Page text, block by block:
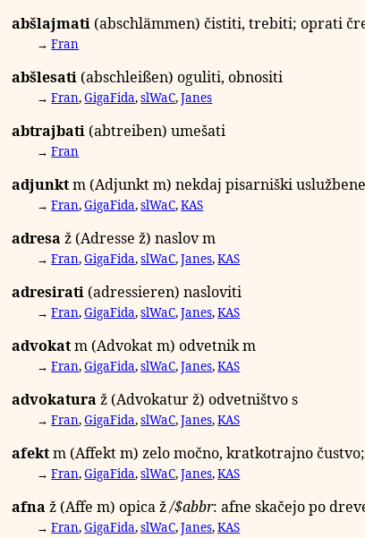
abšlajmati (abschlämmen) čistiti, trebiti; oprati
→Fran
abšlesati (abschleißen) oguliti, obnositi
→Fran,GigaFida,slWaC,Janes
abtrajbati (abtreiben) umešati
→Fran
adjunktm (Adjunktm) nekdaj pisarniški
→Fran,GigaFida,slWaC,KAS
adresa ž (Adressež) naslovm
→Fran,GigaFida,slWaC,Janes,KAS
adresirati (adressieren) nasloviti
→Fran,GigaFida,slWaC,Janes,KAS
advokatm (Advokatm) odvetnikm
→Fran,GigaFida,slWaC,Janes,KAS
advokatura ž (Advokaturž) odvetništvos
→Fran,GigaFida,slWaC,Janes,KAS
afektm (Affektm) zelo močno, kratkotrajno
→Fran,GigaFida,slWaC,Janes,KAS
afna ž (Affem) opicaž/$abbr: afne skačejo po
→Fran,GigaFida,slWaC,Janes,KAS